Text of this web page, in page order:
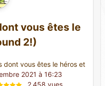
vous êtes le
2!)
dont vous êtes le héros et
2021 à 16:23